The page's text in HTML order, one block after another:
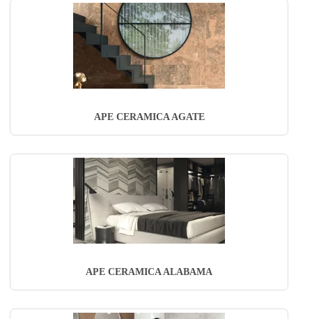
APE CERAMICA AGATE
APE CERAMICA ALABAMA